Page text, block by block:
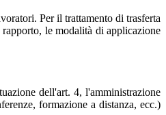
Per il trattamento di trasferta
le modalità di applicazione
dell'art. 4, l'amministrazione
formazione a distanza, ecc.)